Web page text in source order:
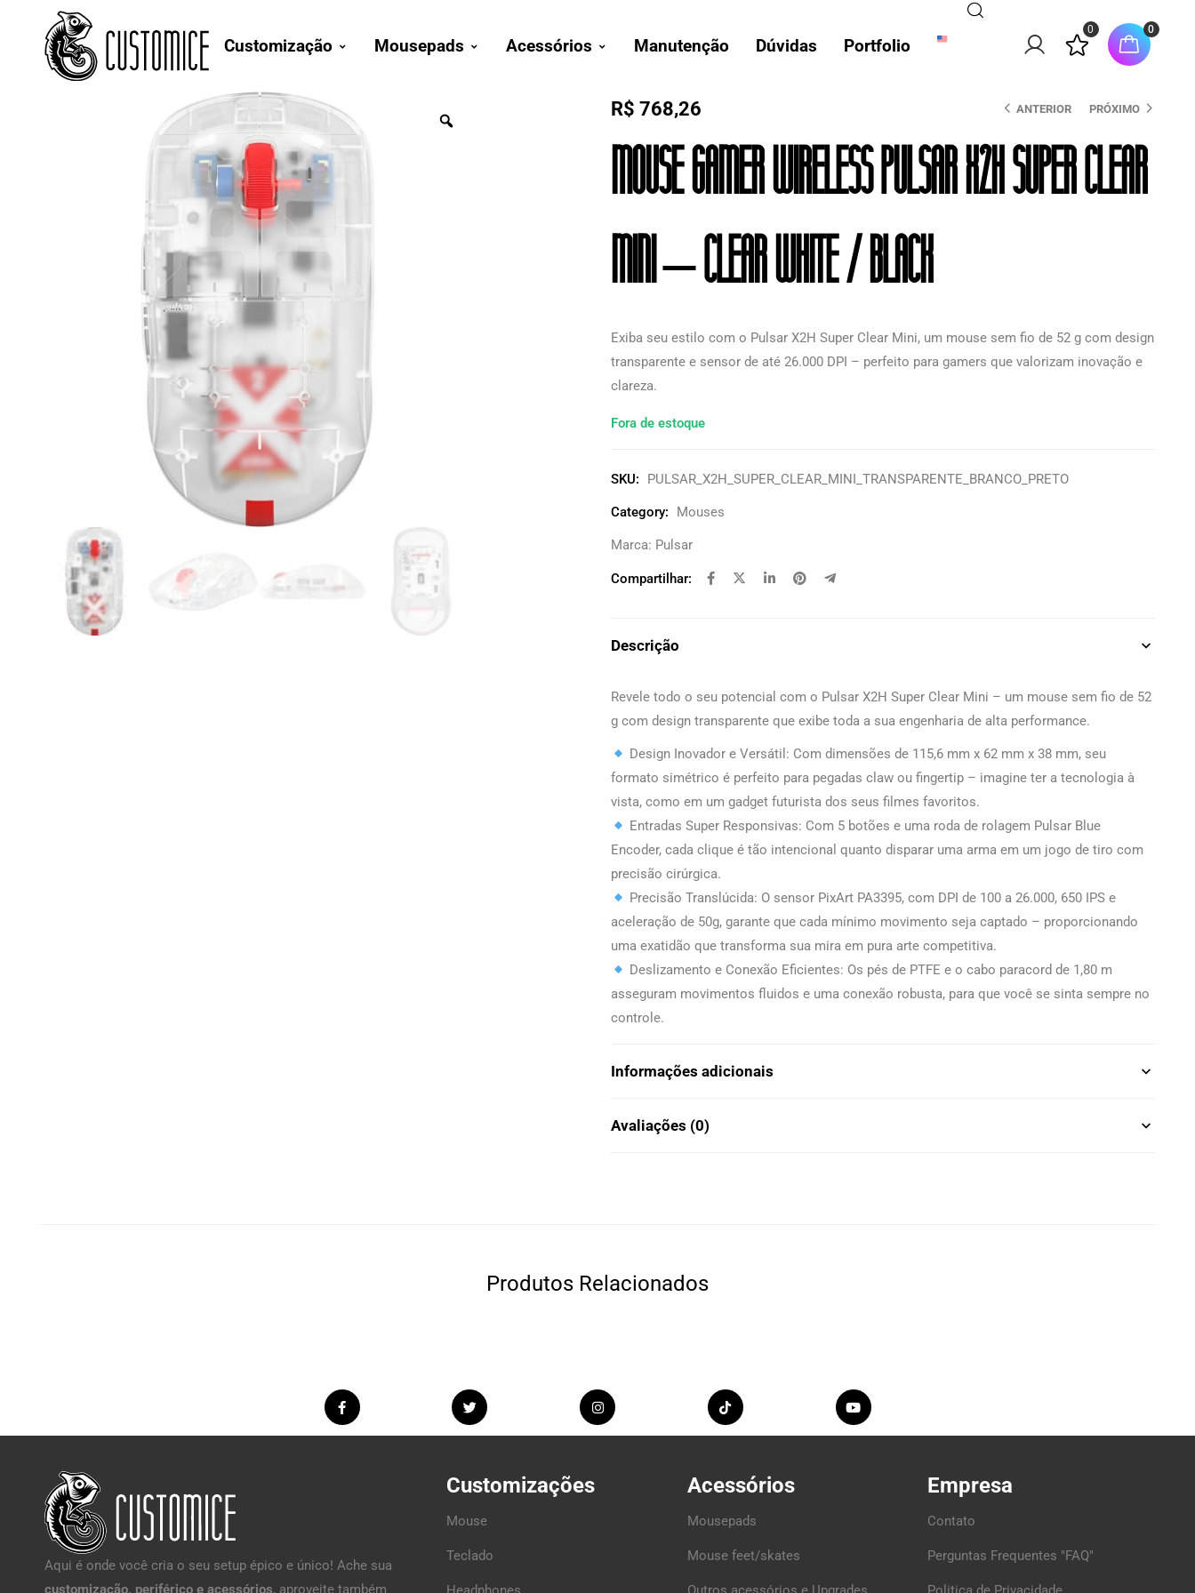
Customização Mousepads Acessórios Manutenção Dúvidas Portfolio
0 0
ANTERIOR PRÓXIMO
R$ 768,26
Mouse Gamer Wireless Pulsar X2H Super Clear
Mini – Clear White / Black
Exiba seu estilo com o Pulsar X2H Super Clear Mini, um mouse sem fio de 52 g com design
transparente e sensor de até 26.000 DPI – perfeito para gamers que valorizam inovação e
clareza.
Fora de estoque
SKU: PULSAR_X2H_SUPER_CLEAR_MINI_TRANSPARENTE_BRANCO_PRETO
Category: Mouses
Marca: Pulsar
Compartilhar:
Descrição
Revele todo o seu potencial com o Pulsar X2H Super Clear Mini – um mouse sem fio de 52
g com design transparente que exibe toda a sua engenharia de alta performance.
Design Inovador e Versátil: Com dimensões de 115,6 mm x 62 mm x 38 mm, seu
formato simétrico é perfeito para pegadas claw ou fingertip – imagine ter a tecnologia à
vista, como em um gadget futurista dos seus filmes favoritos.
Entradas Super Responsivas: Com 5 botões e uma roda de rolagem Pulsar Blue
Encoder, cada clique é tão intencional quanto disparar uma arma em um jogo de tiro com
precisão cirúrgica.
Precisão Translúcida: O sensor PixArt PA3395, com DPI de 100 a 26.000, 650 IPS e
aceleração de 50g, garante que cada mínimo movimento seja captado – proporcionando
uma exatidão que transforma sua mira em pura arte competitiva.
Deslizamento e Conexão Eficientes: Os pés de PTFE e o cabo paracord de 1,80 m
asseguram movimentos fluidos e uma conexão robusta, para que você se sinta sempre no
controle.
Informações adicionais
Avaliações (0)
Produtos Relacionados
Aqui é onde você cria o seu setup épico e único! Ache sua
customização, periférico e acessórios, aproveite também
Customizações
Mouse
Teclado
Acessórios
Mousepads
Mouse feet/skates
Empresa
Contato
Perguntas Frequentes "FAQ"